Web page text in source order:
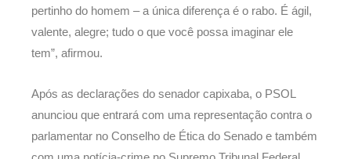
pertinho do homem – a única diferença é o rabo. É ágil,
valente, alegre; tudo o que você possa imaginar ele
tem”, afirmou.
Após as declarações do senador capixaba, o PSOL
anunciou que entrará com uma representação contra o
parlamentar no Conselho de Ética do Senado e também